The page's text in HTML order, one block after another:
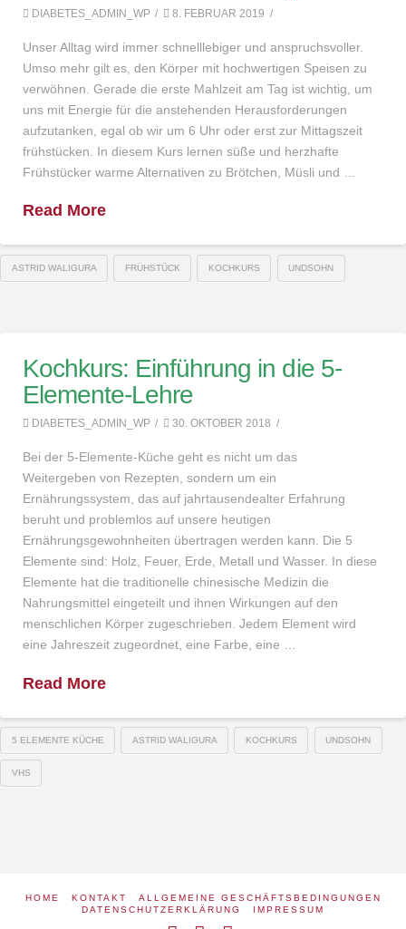
DIABETES_ADMIN_WP 8. FEBRUAR 2019
Unser Alltag wird immer schnelllebiger und anspruchsvoller.
Umso mehr gilt es, den Körper mit hochwertigen Speisen zu
verwöhnen. Gerade die erste Mahlzeit am Tag ist wichtig, um
uns mit Energie für die anstehenden Herausforderungen
aufzutanken, egal ob wir um 6 Uhr oder erst zur Mittagszeit
frühstücken. In diesem Kurs lernen süße und herzhafte
Frühstücker warme Alternativen zu Brötchen, Müsli und …
Read More
ASTRID WALIGURA FRÜHSTÜCK KOCHKURS UNDSOHN
Kochkurs: Einführung in die 5-
Elemente-Lehre
DIABETES_ADMIN_WP 30. OKTOBER 2018
Bei der 5-Elemente-Küche geht es nicht um das
Weitergeben von Rezepten, sondern um ein
Ernährungssystem, das auf jahrtausendealter Erfahrung
beruht und problemlos auf unsere heutigen
Ernährungsgewohnheiten übertragen werden kann. Die 5
Elemente sind: Holz, Feuer, Erde, Metall und Wasser. In diese
Elemente hat die traditionelle chinesische Medizin die
Nahrungsmittel eingeteilt und ihnen Wirkungen auf den
menschlichen Körper zugeschrieben. Jedem Element wird
eine Jahreszeit zugeordnet, eine Farbe, eine …
Read More
5 ELEMENTE KÜCHE ASTRID WALIGURA KOCHKURS UNDSOHN
VHS
HOME KONTAKT
ALLGEMEINE GESCHÄFTSBEDINGUNGEN
DATENSCHUTZERKLÄRUNG
IMPRESSUM